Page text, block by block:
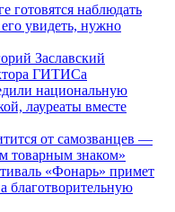
готовятся наблюдать
увидеть, нужно
Заславский
ГИТИСа
национальную
лауреаты вместе
от самозванцев —
товарным знаком»
«Фонарь» примет
благотворительную